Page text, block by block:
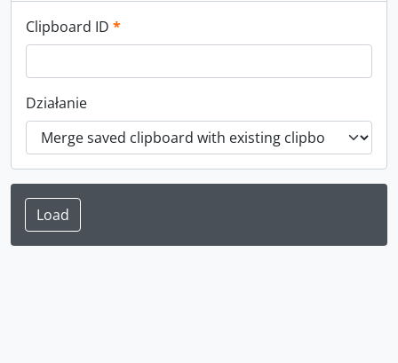
Clipboard ID *This field is required.
Działanie